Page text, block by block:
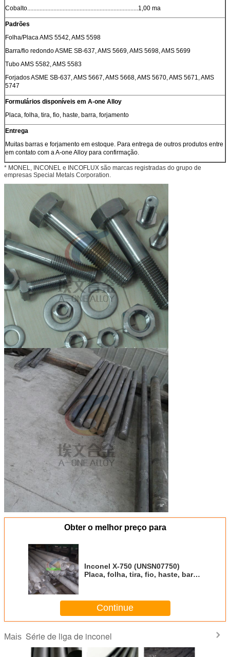
Cobalto........................................................................1,00 ma
Padrões
Folha/Placa AMS 5542, AMS 5598
Barra/fio redondo ASME SB-637, AMS 5669, AMS 5698, AMS 5699
Tubo AMS 5582, AMS 5583
Forjados ASME SB-637, AMS 5667, AMS 5668, AMS 5670, AMS 5671, AMS
5747
Formulários disponíveis em A-one Alloy
Placa, folha, tira, fio, haste, barra, forjamento
Entrega
Muitas barras e forjamento em estoque. Para entrega de outros produtos entre
em contato com a A-one Alloy para confirmação.
* MONEL, INCONEL e INCOFLUX são marcas registradas do grupo de
empresas Special Metals Corporation.
Obter o melhor preço para
Inconel X-750 (UNSN07750)
Placa, folha, tira, fio, haste, barra,
Continue
Mais Série de liga de inconel